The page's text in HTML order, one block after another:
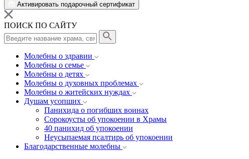
Активировать подарочный сертификат
ПОИСК ПО САЙТУ
Молебны о здравии
Молебны о семье
Молебны о детях
Молебны о духовных проблемах
Молебны о житейских нуждах
Душам усопших
Панихида о погибших воинах
Сорокоусты об упокоении в Храмы
40 панихид об упокоении
Неусыпаемая псалтирь об упокоении
Благодарственные молебны